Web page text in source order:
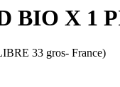
BIO X 1